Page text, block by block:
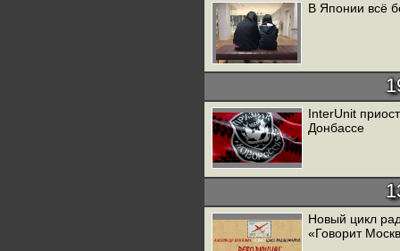
В Японии всё
InterUnit
Донбассе
Новый цикл
«Говорит